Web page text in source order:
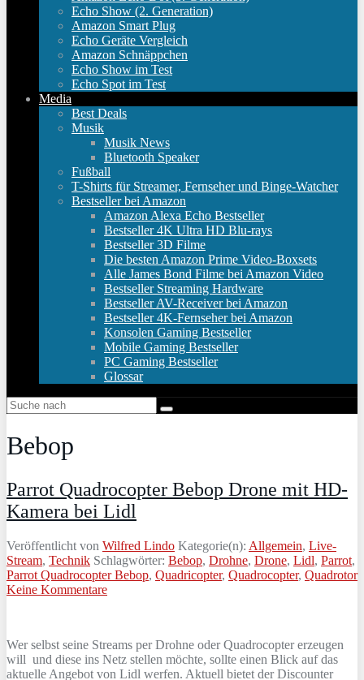
Echo Show (2. Generation)
Amazon Smart Plug
Echo Geräte Vergleich
Amazon Schnäppchen
Echo Show im Test
Echo Spot im Test
Media
Best Deals
Musik
Musik News
Bluetooth Speaker
Fußball
T-Shirts für Streamer, Fernseher und Binge-Watcher
Bestseller bei Amazon
Amazon Alexa Echo Bestseller
Bestseller 4K Ultra HD Blu-rays
Bestseller 3D Filme
Die besten Amazon Prime Video-Boxsets
Alle James Bond Filme bei Amazon Video
Bestseller Streaming Hardware
Bestseller AV-Receiver bei Amazon
Bestseller 4K-Fernseher bei Amazon
Konsolen Gaming Bestseller
Mobile Gaming Bestseller
PC Gaming Bestseller
Glossar
Bebop
Parrot Quadrocopter Bebop Drone mit HD-
Kamera bei Lidl
Veröffentlicht von Wilfred Lindo Kategorie(n): Allgemein, Live-
Stream, Technik Schlagwörter: Bebop, Drohne, Drone, Lidl, Parrot,
Parrot Quadrocopter Bebop, Quadricopter, Quadrocopter, Quadrotor
Keine Kommentare
Wer selbst seine Streams per Drohne oder Quadrocopter erzeugen
will und diese ins Netz stellen möchte, sollte einen Blick auf das
aktuelle Angebot von Lidl werfen. Aktuell bietet der Discounter